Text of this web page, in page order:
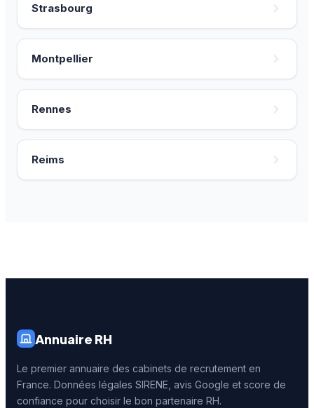
Strasbourg
Montpellier
Rennes
Reims
Annuaire RH
Le premier annuaire des cabinets de recrutement en
France. Données légales SIRENE, avis Google et score de
confiance pour choisir le bon partenaire RH.